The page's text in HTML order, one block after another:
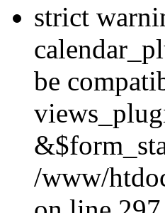
strict
be
/www/